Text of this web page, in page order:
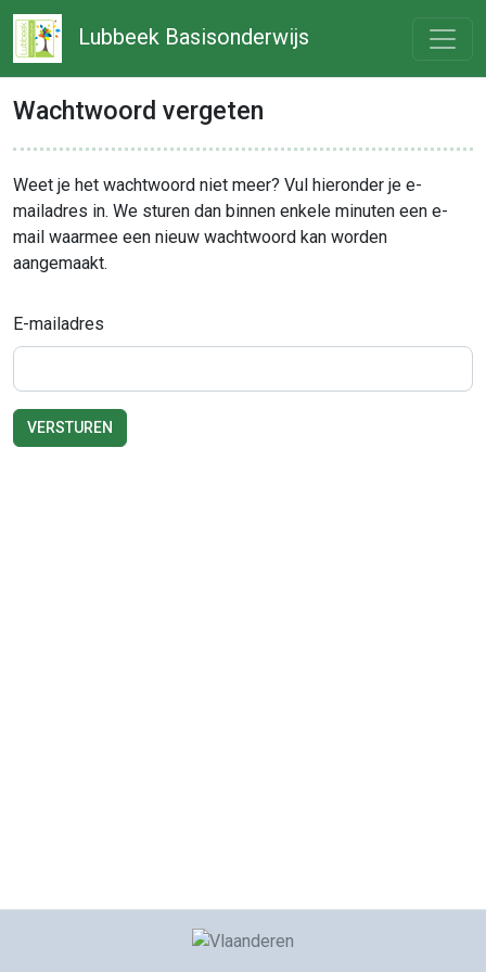
Lubbeek Basisonderwijs
Wachtwoord vergeten
Weet je het wachtwoord niet meer? Vul hieronder je e-
mailadres in. We sturen dan binnen enkele minuten een e-
mail waarmee een nieuw wachtwoord kan worden
aangemaakt.
E-mailadres
VERSTUREN